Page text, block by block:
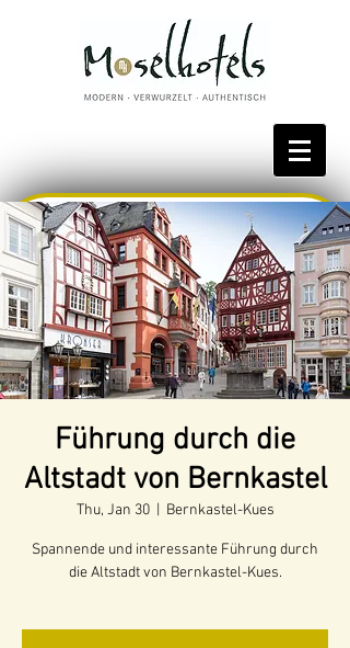
Bestpreis reservieren
Führung durch die
Altstadt von Bernkastel
Thu, Jan 30
  |
Bernkastel-Kues
Spannende und interessante Führung durch
die Altstadt von Bernkastel-Kues.